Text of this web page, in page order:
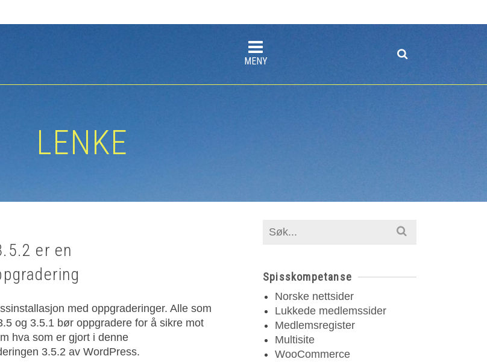
MENY
LENKE
er en
med oppgraderinger. Alle som
og 3.5.1 bør oppgradere for å sikre mot
hva som er gjort i denne
3.5.2 av WordPress.
Search
Spisskompetanse
Norske nettsider
Lukkede medlemssider
Medlemsregister
Multisite
WooCommerce